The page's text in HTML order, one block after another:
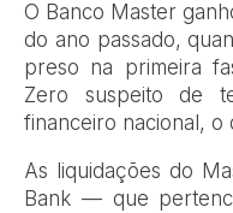
O Banco Master
do ano passado,
preso na primeira
Zero suspeito de
financeiro nacional, o
As liquidações do
Bank — que